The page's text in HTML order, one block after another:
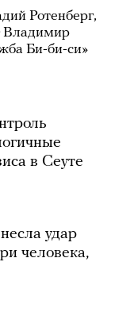
Ротенберг,
Владимир
Би-би-си»
в Сеуте
удар
человека,